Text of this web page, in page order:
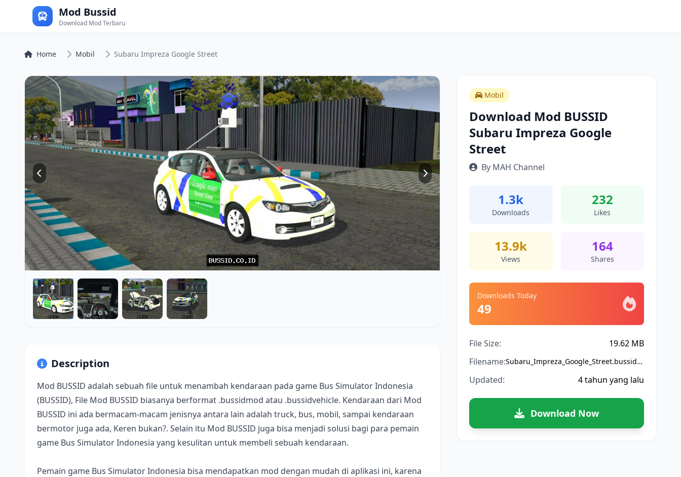
Mod Bussid
Download Mod Terbaru
Home Mobil Subaru Impreza Google Street
Description
Mod BUSSID adalah sebuah file untuk menambah kendaraan pada game Bus Simulator Indonesia
(BUSSID), File Mod BUSSID biasanya berformat .bussidmod atau .bussidvehicle. Kendaraan dari Mod
BUSSID ini ada bermacam-macam jenisnya antara lain adalah truck, bus, mobil, sampai kendaraan
bermotor juga ada, Keren bukan?. Selain itu Mod BUSSID juga bisa menjadi solusi bagi para pemain
game Bus Simulator Indonesia yang kesulitan untuk membeli sebuah kendaraan.
Pemain game Bus Simulator Indonesia bisa mendapatkan mod dengan mudah di aplikasi ini, karena
Mobil
Download Mod BUSSID
Subaru Impreza Google
Street
By MAH Channel
1.3k
Downloads
232
Likes
13.9k
Views
164
Shares
Downloads Today
49
File Size:
19.62 MB
Filename:
Subaru_Impreza_Google_Street.bussidmod
Updated: 4 tahun yang lalu
Download Now